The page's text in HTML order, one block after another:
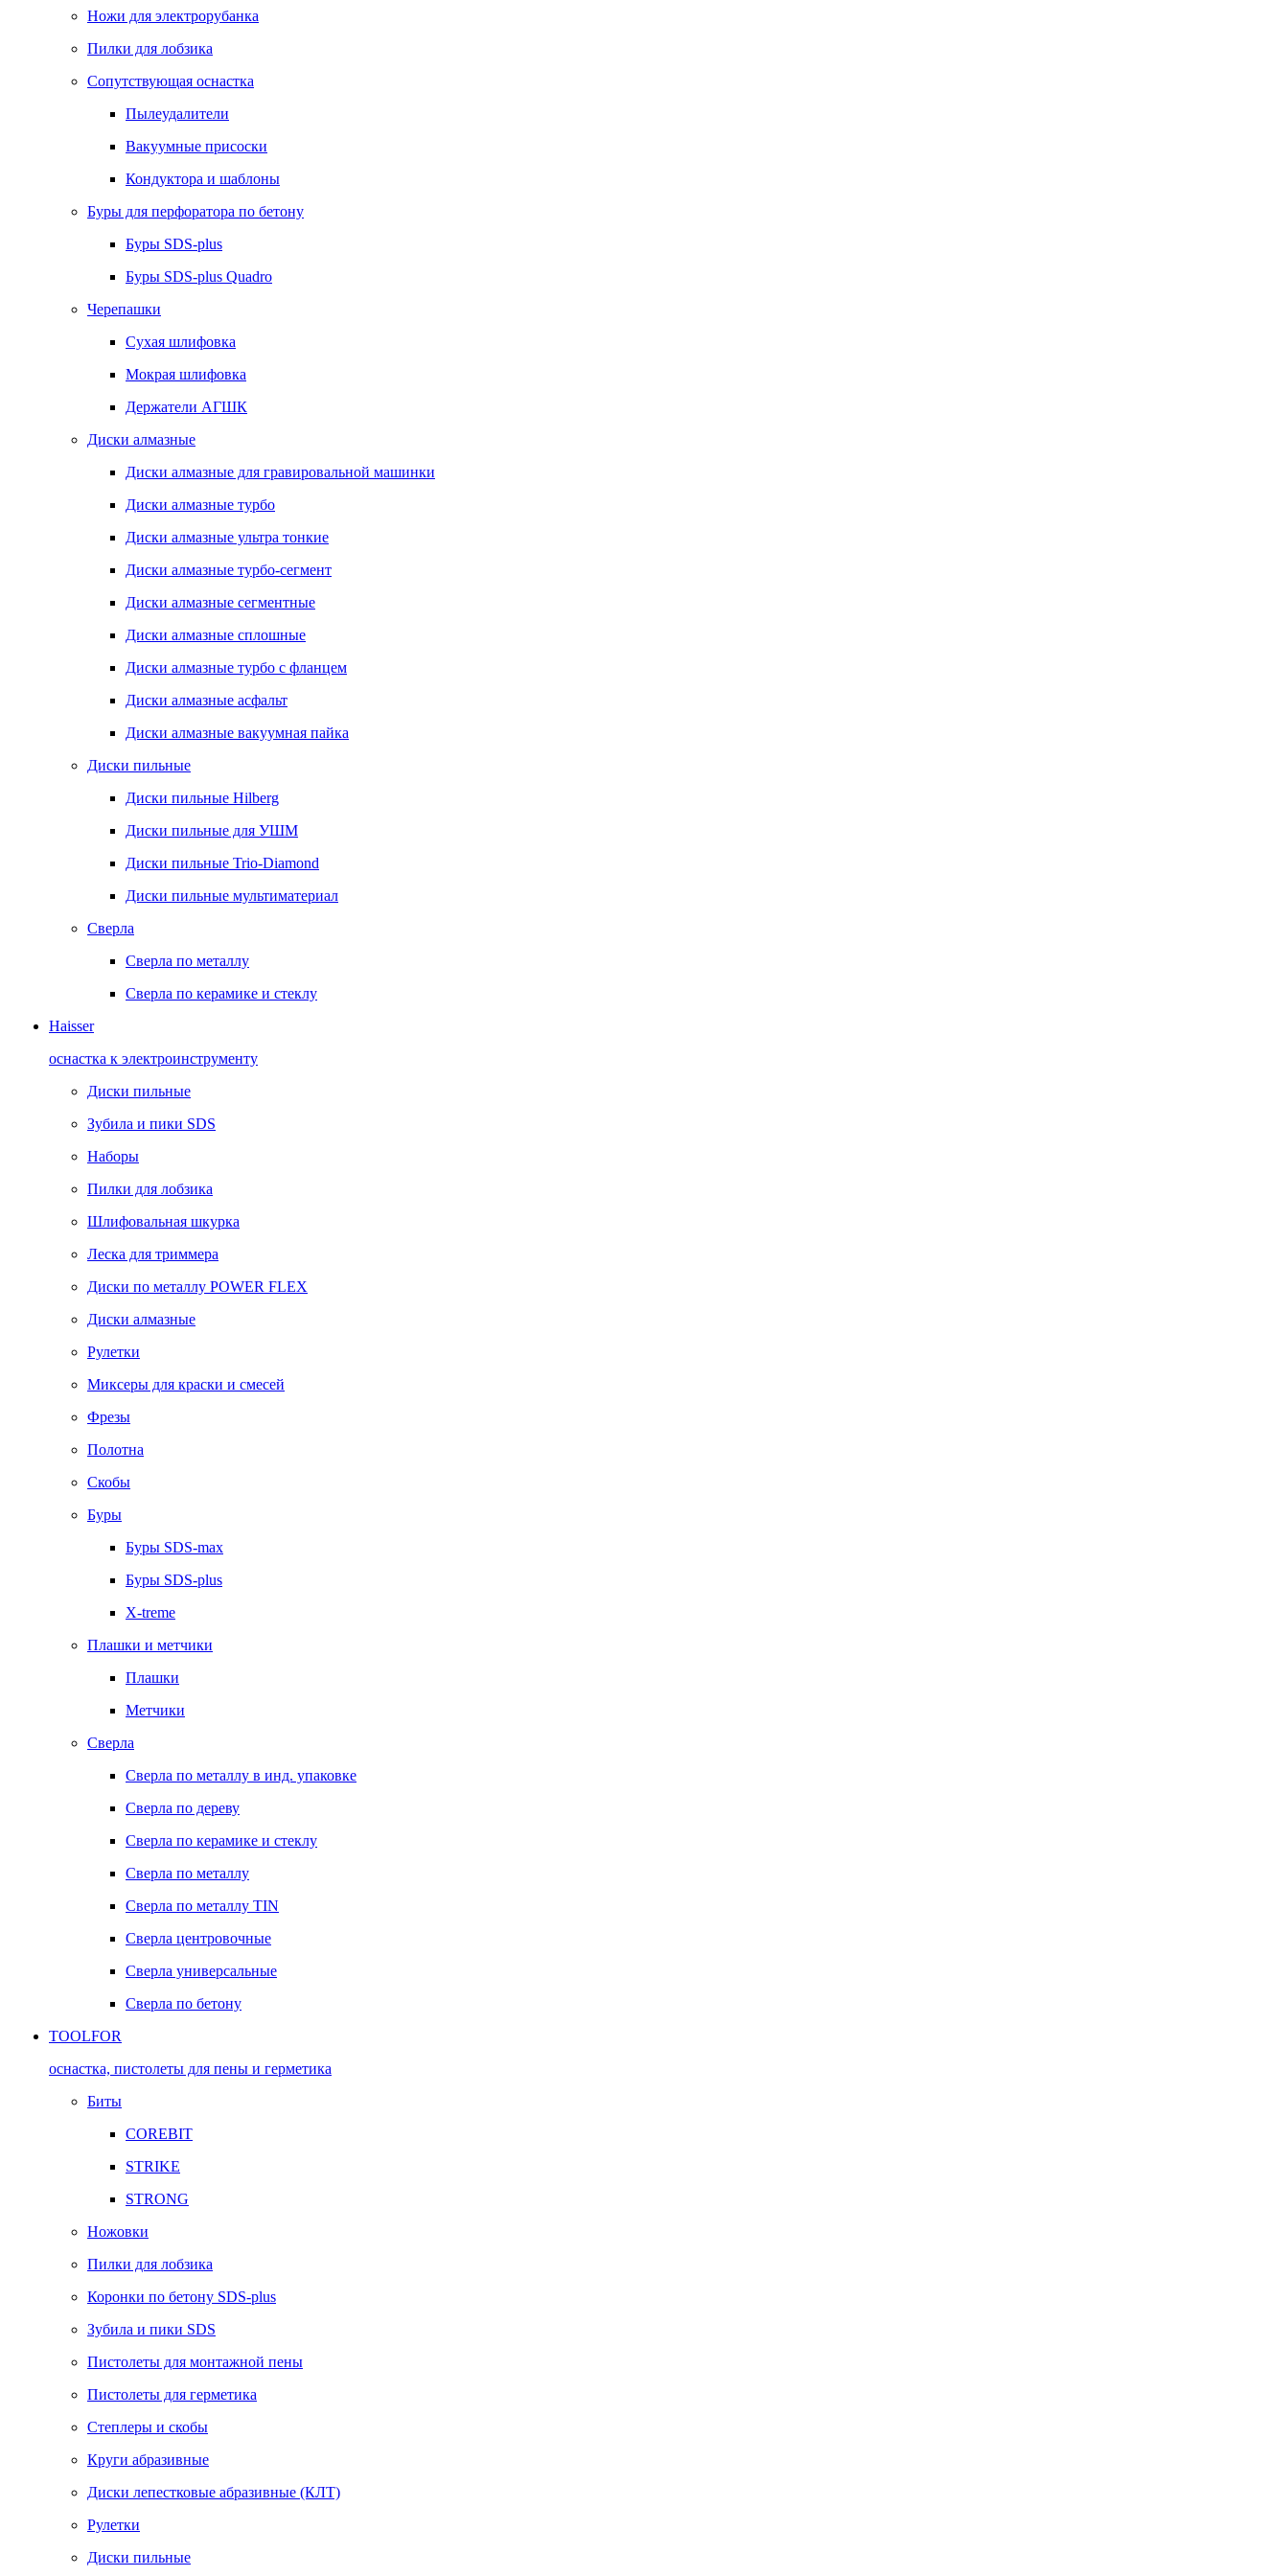
Ножи для электрорубанка
Пилки для лобзика
Сопутствующая оснастка
Пылеудалители
Вакуумные присоски
Кондуктора и шаблоны
Буры для перфоратора по бетону
Буры SDS-plus
Буры SDS-plus Quadro
Черепашки
Сухая шлифовка
Мокрая шлифовка
Держатели АГШК
Диски алмазные
Диски алмазные для гравировальной машинки
Диски алмазные турбо
Диски алмазные ультра тонкие
Диски алмазные турбо-сегмент
Диски алмазные сегментные
Диски алмазные сплошные
Диски алмазные турбо с фланцем
Диски алмазные асфальт
Диски алмазные вакуумная пайка
Диски пильные
Диски пильные Hilberg
Диски пильные для УШМ
Диски пильные Trio-Diamond
Диски пильные мультиматериал
Сверла
Сверла по металлу
Сверла по керамике и стеклу
Haisser
оснастка к электроинструменту
Диски пильные
Зубила и пики SDS
Наборы
Пилки для лобзика
Шлифовальная шкурка
Леска для триммера
Диски по металлу POWER FLEX
Диски алмазные
Рулетки
Миксеры для краски и смесей
Фрезы
Полотна
Скобы
Буры
Буры SDS-max
Буры SDS-plus
X-treme
Плашки и метчики
Плашки
Метчики
Сверла
Сверла по металлу в инд. упаковке
Сверла по дереву
Сверла по керамике и стеклу
Сверла по металлу
Сверла по металлу TIN
Сверла центровочные
Сверла универсальные
Сверла по бетону
TOOLFOR
оснастка, пистолеты для пены и герметика
Биты
COREBIT
STRIKE
STRONG
Ножовки
Пилки для лобзика
Коронки по бетону SDS-plus
Зубила и пики SDS
Пистолеты для монтажной пены
Пистолеты для герметика
Степлеры и скобы
Круги абразивные
Диски лепестковые абразивные (КЛТ)
Рулетки
Диски пильные